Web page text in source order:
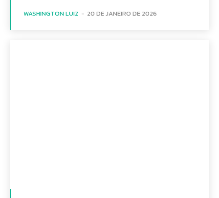
WASHINGTON LUIZ - 20 DE JANEIRO DE 2026